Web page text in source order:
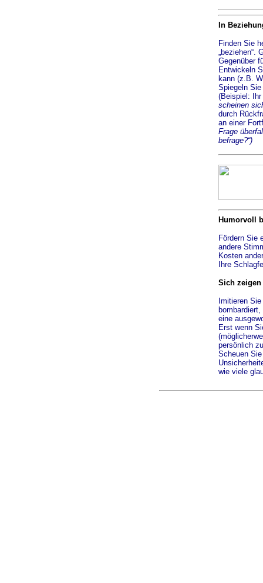
In
Finden Sie
„beziehen“.
Gegenüber
Entwickeln
kann (z.B.
Spiegeln
(Beispiel:
scheinen
durch
an einer
Frage
befrage?“)
Humorvoll
Fördern Sie
andere
Kosten
Ihre
Sich zeigen
Imitieren
eine
Erst wenn
persönlich
Scheuen
wie viele